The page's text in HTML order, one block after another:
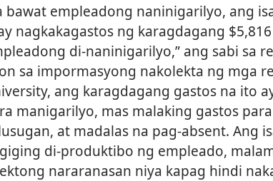
bawat empleadong naninigarilyo, ang
nagkakagastos ng karagdagang
di-naninigarilyo,” ang sabi sa
sa impormasyong nakolekta ng mga
ang karagdagang gastos na ito
manigarilyo, mas malaking gastos
at madalas na pag-absent. Ang
di-produktibo ng empleado,
nararanasan niya kapag hindi